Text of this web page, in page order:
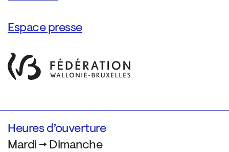
Espace presse
Heures d’ouverture
Mardi → Dimanche